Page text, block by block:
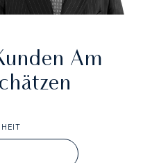
Am